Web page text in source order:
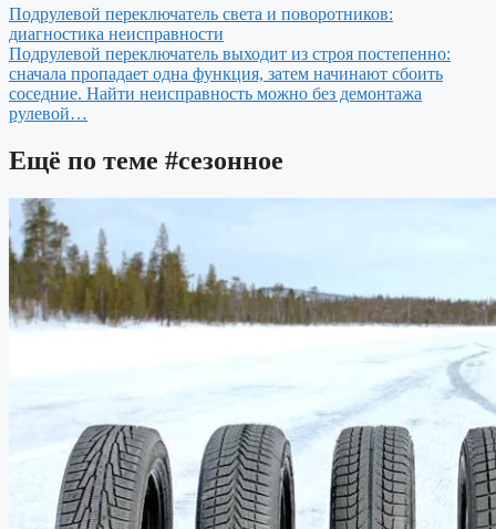
Подрулевой переключатель света и поворотников:
диагностика неисправности
Подрулевой переключатель выходит из строя постепенно:
сначала пропадает одна функция, затем начинают сбоить
соседние. Найти неисправность можно без демонтажа
рулевой…
Ещё по теме #сезонное